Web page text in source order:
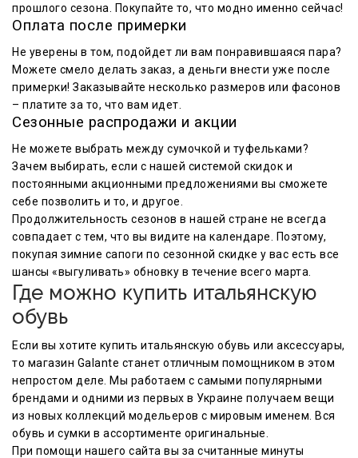
прошлого сезона. Покупайте то, что модно именно сейчас!
Оплата после примерки
Не уверены в том, подойдет ли вам понравившаяся пара?
Можете смело делать заказ, а деньги внести уже после
примерки! Заказывайте несколько размеров или фасонов
– платите за то, что вам идет.
Сезонные распродажи и акции
Не можете выбрать между сумочкой и туфельками?
Зачем выбирать, если с нашей системой скидок и
постоянными акционными предложениями вы сможете
себе позволить и то, и другое.
Продолжительность сезонов в нашей стране не всегда
совпадает с тем, что вы видите на календаре. Поэтому,
покупая зимние сапоги по сезонной скидке у вас есть все
шансы «выгуливать» обновку в течение всего марта.
Где можно купить итальянскую
обувь
Если вы хотите купить итальянскую обувь или аксессуары,
то магазин Galante станет отличным помощником в этом
непростом деле. Мы работаем с самыми популярными
брендами и одними из первых в Украине получаем вещи
из новых коллекций модельеров с мировым именем. Вся
обувь и сумки в ассортименте оригинальные.
При помощи нашего сайта вы за считанные минуты